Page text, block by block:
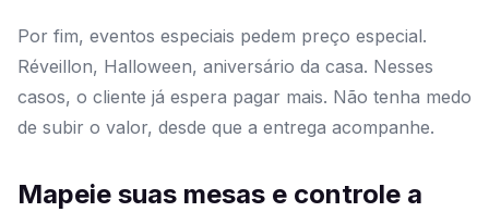
Por fim, eventos especiais pedem preço especial.
Réveillon, Halloween, aniversário da casa. Nesses
casos, o cliente já espera pagar mais. Não tenha medo
de subir o valor, desde que a entrega acompanhe.
Mapeie suas mesas e controle a